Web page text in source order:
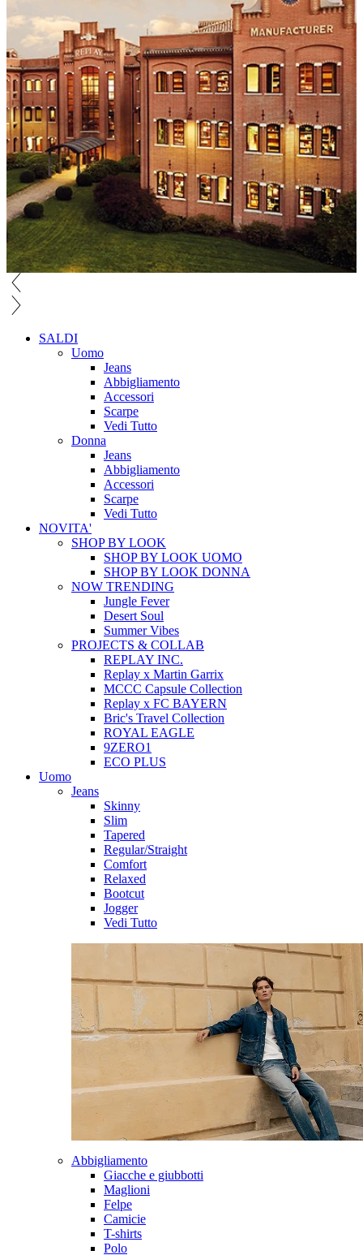
SALDI
Uomo
Jeans
Abbigliamento
Accessori
Scarpe
Vedi Tutto
Donna
Jeans
Abbigliamento
Accessori
Scarpe
Vedi Tutto
NOVITA'
SHOP BY LOOK
SHOP BY LOOK UOMO
SHOP BY LOOK DONNA
NOW TRENDING
Jungle Fever
Desert Soul
Summer Vibes
PROJECTS & COLLAB
REPLAY INC.
Replay x Martin Garrix
MCCC Capsule Collection
Replay x FC BAYERN
Bric's Travel Collection
ROYAL EAGLE
9ZERO1
ECO PLUS
Uomo
Jeans
Skinny
Slim
Tapered
Regular/Straight
Comfort
Relaxed
Bootcut
Jogger
Vedi Tutto
Abbigliamento
Giacche e giubbotti
Maglioni
Felpe
Camicie
T-shirts
Polo